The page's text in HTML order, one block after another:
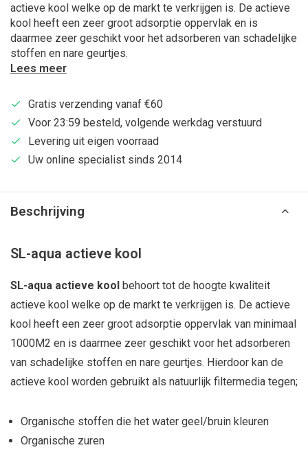
actieve kool welke op de markt te verkrijgen is. De actieve
kool heeft een zeer groot adsorptie oppervlak en is
daarmee zeer geschikt voor het adsorberen van schadelijke
stoffen en nare geurtjes.
Lees meer
Gratis verzending vanaf €60
Voor 23:59 besteld, volgende werkdag verstuurd
Levering uit eigen voorraad
Uw online specialist sinds 2014
Beschrijving
SL-aqua actieve kool
SL-aqua actieve kool behoort tot de hoogte kwaliteit
actieve kool welke op de markt te verkrijgen is. De actieve
kool heeft een zeer groot adsorptie oppervlak van minimaal
1000M2 en is daarmee zeer geschikt voor het adsorberen
van schadelijke stoffen en nare geurtjes. Hierdoor kan de
actieve kool worden gebruikt als natuurlijk filtermedia tegen;
Organische stoffen die het water geel/bruin kleuren
Organische zuren